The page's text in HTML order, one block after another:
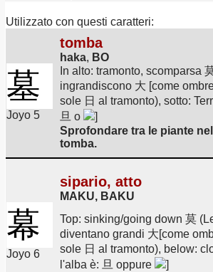
Utilizzato con questi caratteri:
墓
Joyo 5
tomba
haka, BO
In alto: tramonto, scomparsa
ingrandiscono 大 [come
sole 日 al tramonto), sotto:
旦 o
]
Sprofondare tra le piante
tomba.
幕
Joyo 6
sipario, atto
MAKU, BAKU
Top: sinking/going down 莫
diventano grandi 大[come
sole 日 al tramonto), below:
l'alba è: 旦 oppure
]